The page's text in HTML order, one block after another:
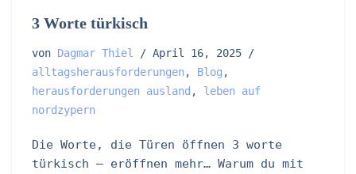
3 Worte türkisch
von Dagmar Thiel
April 16, 2025
alltagsherausforderungen, Blog ,
herausforderungen ausland , leben auf
nordzypern
Die Worte, die Türen öffnen 3 worte
türkisch – eröffnen mehr… Warum du mit